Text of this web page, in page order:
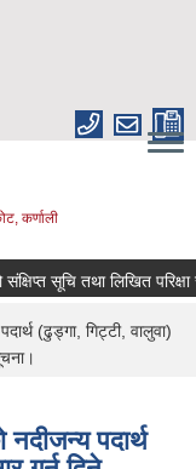
कर्णाली
सूचि तथा लिखित परिक्षा
(ढुड्गा, गिट्टी, वालुवा)
नदीजन्य पदार्थ